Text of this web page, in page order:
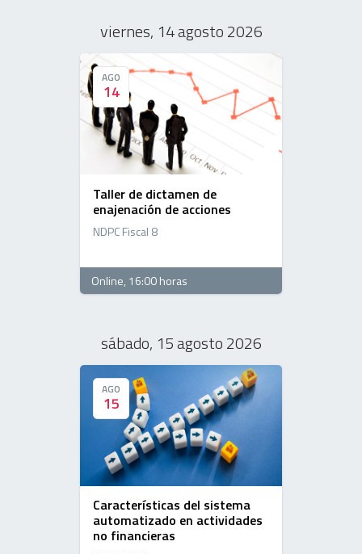
viernes, 14 agosto 2026
AGO
14
AGO
14
Taller de dictamen de
enajenación de acciones
NDPC Fiscal 8
Online, 16:00 horas
sábado, 15 agosto 2026
AGO
15
AGO
15
Características del sistema
automatizado en actividades
no financieras